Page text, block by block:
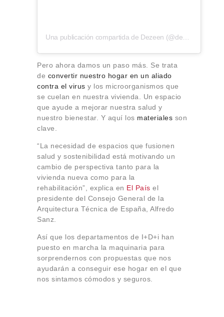
Pero ahora damos un paso más. Se trata
de convertir nuestro hogar en un aliado
contra el virus y los microorganismos que
se cuelan en nuestra vivienda. Un espacio
que ayude a mejorar nuestra salud y
nuestro bienestar. Y aquí los materiales son
clave.
“La necesidad de espacios que fusionen
salud y sostenibilidad está motivando un
cambio de perspectiva tanto para la
vivienda nueva como para la
rehabilitación”, explica en El País el
presidente del Consejo General de la
Arquitectura Técnica de España, Alfredo
Sanz.
Así que los departamentos de I+D+i han
puesto en marcha la maquinaria para
sorprendernos con propuestas que nos
ayudarán a conseguir ese hogar en el que
nos sintamos cómodos y seguros.